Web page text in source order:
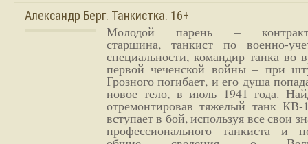
Александр Берг. Танкистка. 16+
Молодой парень –
старшина, танкист по военно-
специальности, командир танка во
первой чеченской войны – при
Грозного погибает, и его душа
новое тело, в июль 1941 года.
отремонтировав тяжелый танк
вступает в бой, используя все свои
профессионального танкиста и